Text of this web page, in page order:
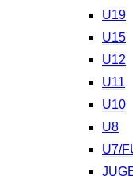
U19
U15
U12
U11
U10
U8
U7/